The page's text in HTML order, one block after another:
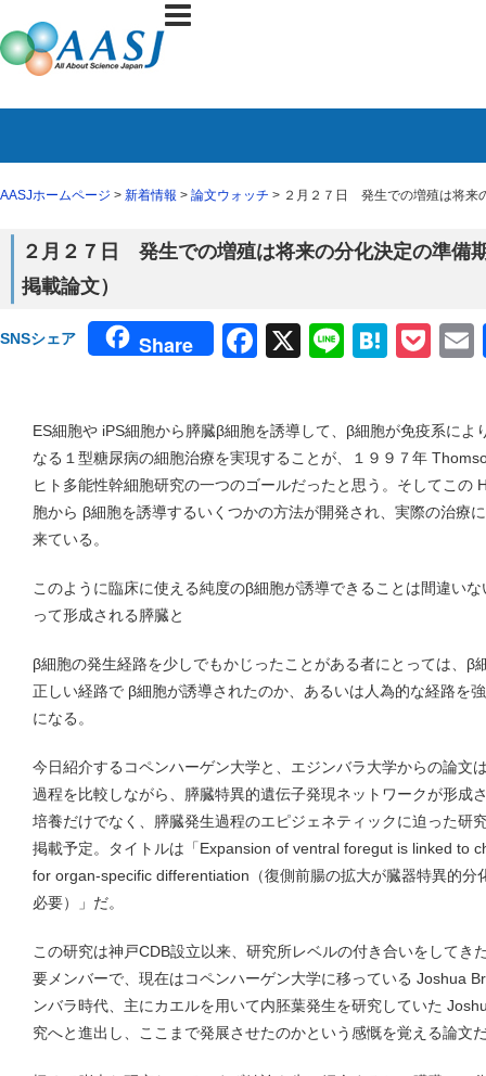
AASJホームページ > 新着情報 > 論文ウォッチ > ２月２７日 発生での増殖は将来
２月２７日 発生での増殖は将来の分化決定の準備
掲載論文）
SNSシェア Share Facebook
X Line
ES細胞や iPS細胞から膵臓β細胞を誘導して、β細胞が免疫系によ
なる１型糖尿病の細胞治療を実現することが、１９９７年
ヒト多能性幹細胞研究の一つのゴールだったと思う。そしてこの
胞から β細胞を誘導するいくつかの方法が開発され、実際の治療
来ている。
このように臨床に使える純度のβ細胞が誘導できることは間違い
って形成される膵臓と
β細胞の発生経路を少しでもかじったことがある者にとっては、β
正しい経路で β細胞が誘導されたのか、あるいは人為的な経路を
になる。
今日紹介するコペンハーゲン大学と、エジンバラ大学からの論文
過程を比較しながら、膵臓特異的遺伝子発現ネットワークが形成
培養だけでなく、膵臓発生過程のエピジェネティックに迫った研
掲載予定。タイトルは「Expansion of ventral foregut is linked to
for organ-specific differentiation（復側前腸の拡大が臓器特異的分
必要）」だ。
この研究は神戸CDB設立以来、研究所レベルの付き合いをしてき
要メンバーで、現在はコペンハーゲン大学に移っている Joshua
ンバラ時代、主にカエルを用いて内胚葉発生を研究していた
究へと進出し、ここまで発展させたのかという感慨を覚える論文